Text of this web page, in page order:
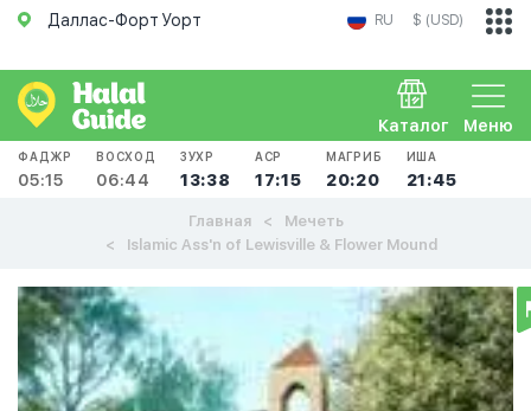
Даллас-Форт Уорт RU $ (USD)
Меню
Каталог
ФАДЖР
05:15
ВОСХОД
06:44
ЗУХР
13:38
АСР
17:15
МАГРИБ
20:20
ИША
21:45
Главная
Мечеть
Islamic Ass'n of Lewisville & Flower Mound